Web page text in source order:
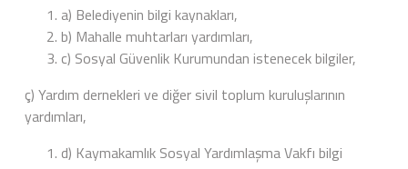
a) Belediyenin bilgi kaynakları,
b) Mahalle muhtarları yardımları,
c) Sosyal Güvenlik Kurumundan istenecek bilgiler,
ç) Yardım dernekleri ve diğer sivil toplum kuruluşlarının
yardımları,
d) Kaymakamlık Sosyal Yardımlaşma Vakfı bilgi